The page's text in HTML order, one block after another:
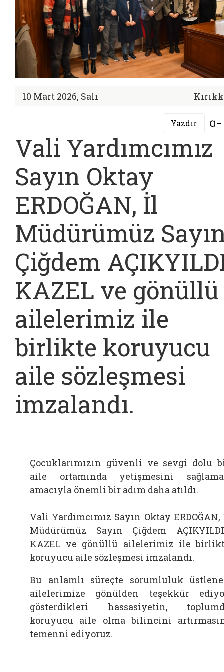
10 Mart 2026, Salı
Yazdır
Vali Yardımcımız
Sayın Oktay
ERDOĞAN, İl
Müdürümüz
Çiğdem
KAZEL ve gönüllü
ailelerimiz ile
birlikte koruyucu
aile sözleşmesi
imzalandı.
Çocuklarımızın güvenli ve sevgi dolu
aile ortamında yetişmesini
amacıyla önemli bir adım daha atıldı.
Vali Yardımcımız Sayın Oktay
Müdürümüz Sayın Çiğdem
KAZEL ve gönüllü ailelerimiz ile
koruyucu aile sözleşmesi imzalandı.
Bu anlamlı süreçte sorumluluk
ailelerimize gönülden teşekkür
gösterdikleri hassasiyetin,
koruyucu aile olma bilincini
temenni ediyoruz.